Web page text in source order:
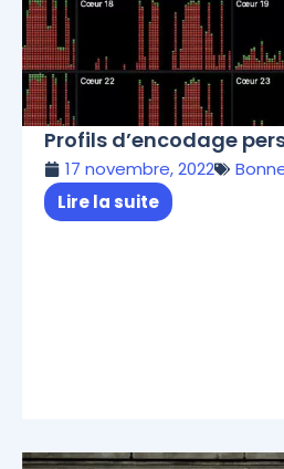
Profils d’encodage
17 novembre, 2022
Lire la suite